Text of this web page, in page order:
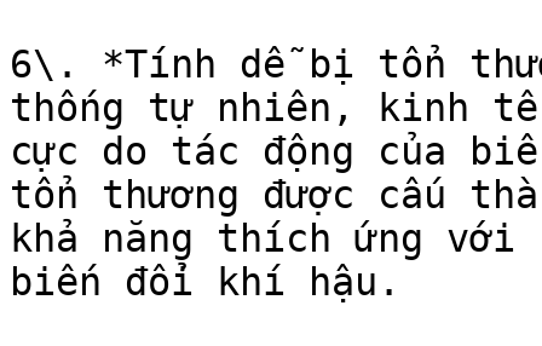
6\. *Tính dễ bị tổn
thống tự nhiên, kinh
cực do tác động của
tổn thương được cấu
khả năng thích ứng với
biến đổi khí hậu.